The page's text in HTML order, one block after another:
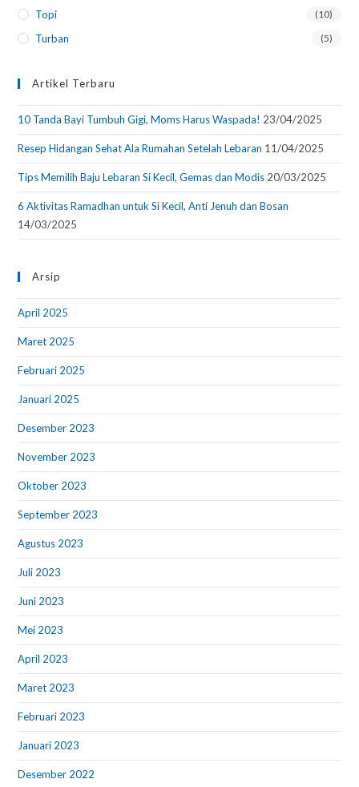
Topi (10)
Turban (5)
Artikel Terbaru
10 Tanda Bayi Tumbuh Gigi, Moms Harus Waspada! 23/04/2025
Resep Hidangan Sehat Ala Rumahan Setelah Lebaran 11/04/2025
Tips Memilih Baju Lebaran Si Kecil, Gemas dan Modis 20/03/2025
6 Aktivitas Ramadhan untuk Si Kecil, Anti Jenuh dan Bosan
14/03/2025
Arsip
April 2025
Maret 2025
Februari 2025
Januari 2025
Desember 2023
November 2023
Oktober 2023
September 2023
Agustus 2023
Juli 2023
Juni 2023
Mei 2023
April 2023
Maret 2023
Februari 2023
Januari 2023
Desember 2022